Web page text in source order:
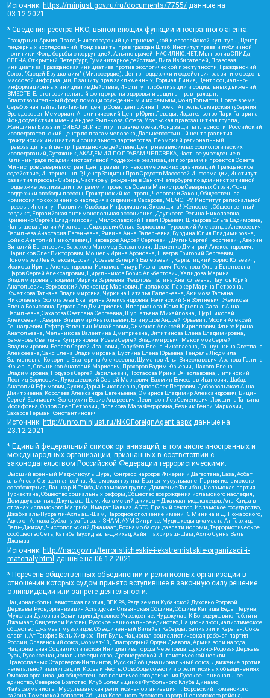
Источник: https://minjust.gov.ru/ru/documents/7755/ данные на
03.12.2021
* Сведения реестра НКО, выполняющих функции иностранного агента:
Гражданин.Армия.Право, Нижегородский центр немецкой и европейской культуры, Центр
гендерных исследований, Фонд защиты прав граждан Штаб, Институт права и публичной
политики, Фонд борьбы с коррупцией, Альянс врачей, НАСИЛИЮ.НЕТ, Мы против СПИДа,
СВЕЧА, Открытый Петербург, Гуманитарное действие, Лига Избирателей, Правовая
инициатива, Гражданская инициатива против экологической преступности, Гражданский
Союз, "Хасдей Ерушалаим" (Милосердие), Центр поддержки и содействия развитию средств
массовой информации, В защиту прав заключенных, Горячая Линия, Центр социально-
информационных инициатив Действие, Институт глобализации и социальных движений,
ВМЕСТЕ, Благотворительный фонд охраны здоровья и защиты прав граждан,
Благотворительный фонд помощи осужденным и их семьям, Фонд Тольятти, Новое время,
Серебряная тайга, Так-Так-Так, центр Сова, центр Анна, Проект Апрель, Самарская губерния,
Эра здоровья, Мемориал, Аналитический Центр Юрия Левады, Издательство Парк Гагарина,
Фонд содействия имени Андрея Рылькова, Сфера, Уральская правозащитная группа,
Женщины Евразии, СИБАЛЬТ, Институт прав человека, Фонд защиты гласности, Российский
исследовательский центр по правам человека, Дальневосточный центр развития
гражданских инициатив и социального партнерства, Пермский региональный
правозащитный центр, Гражданское действие, Центр независимых социологических
исследований, Сутяжник, АКАДЕМИЯ ПО ПРАВАМ ЧЕЛОВЕКА, Частное учреждение в
Калининграде по административной поддержке реализации программ и проектов Совета
Министров северных стран, Центр развития некоммерческих организаций, Гражданское
содействие, Интернешнл-Р, Центр Защиты Прав Средств Массовой Информации, Институт
развития прессы - Сибирь, Частное учреждение в Санкт-Петербурге по административной
поддержке реализации программ и проектов Совета Министров Северных Стран, Фонд
поддержки свободы прессы, Гражданский контроль, Человек и Закон, Общественная
комиссия по сохранению наследия академика Сахарова, МЕМО. РУ, Институт региональной
прессы, Институт Развития Свободы Информации, Экозащита!-Женсовет, Общественный
вердикт, Евразийская антимонопольная ассоциация, Дзугкоева Регина Николаевна,
Кривенко Сергей Владимирович, Милославский Павел Юрьевич, Шнырова Ольга Вадимовна,
Чанышева Лилия Айратовна, Сидорович Ольга Борисовна, Туровский Александр Алексеевич,
Васильева Анастасия Евгеньевна, Ривина Анна Валерьевна, Бурдина Юлия Владимировна,
Бойко Анатолий Николаевич, Пивоваров Андрей Сергеевич, Дугин Сергей Георгиевич, Аверин
Виталий Евгеньевич, Барахоев Магомед Бекханович, Шевченко Дмитрий Александрович,
Шарипков Олег Викторович, Мошель Ирина Ароновна, Шведов Григорий Сергеевич,
Пономарев Лев Александрович, Созаев Валерий Валерьевич, Каргалицкий Борис Юльевич,
Исакова Ирина Александровна, Исламов Тимур Рифгатович, Романова Ольга Евгеньевна,
Щаров Сергей Алексадрович, Цирульников Борис Альбертович, Халидова Марина
Владимировна, Людевиг Марина Зариевна, Федотова Галина Анатольевна, Паутов Юрий
Анатольевич, Верховский Александр Маркович, Пислакова-Паркер Марина Петровна,
Кочеткова Татьяна Владимировна, Чуркина Наталья Валерьевна, Акимова Татьяна
Николаевна, Золотарева Екатерина Александровна, Рачинский Ян Збигневич, Жемкова
Елена Борисовна, Гудков Лев Дмитриевич, Илларионова Юлия Юрьевна, Саранг Анна
Васильевна, Захарова Светлана Сергеевна, Щур Татьяна Михайловна, Щур Николай
Алексеевич, Аверин Владимир Анатольевич, Блинушов Андрей Юрьевич, Мосин Алексей
Геннадьевич, Гефтер Валентин Михайлович, Симонов Алексей Кириллович, Флиге Ирина
Анатольевна, Мельникова Валентина Дмитриевна, Вититинова Елена Владимировна,
Баженова Светлана Куприяновна, Исаев Сергей Владимирович, Максимов Сергей
Владимирович, Беляев Сергей Иванович, Голубева Елена Николаевна, Ганнушкина Светлана
Алексеевна, Закс Елена Владимировна, Буртина Елена Юрьевна, Гендель Людмила
Залмановна, Кокорина Екатерина Алексеевна, Шуманов Илья Вячеславович, Арапова Галина
Юрьевна, Свечников Анатолий Мариевич, Прохоров Вадим Юрьевич, Шахова Елена
Владимировна, Подузов Сергей Васильевич, Протасова Ирина Вячеславовна, Литинский
Леонид Борисович, Лукашевский Сергей Маркович, Бахмин Вячеслав Иванович, Шабад
Анатолий Ефимович, Сухих Дарья Николаевна, Орлов Олег Петрович, Добровольская Анна
Дмитриевна, Королева Александра Евгеньевна, Смирнов Владимир Александрович, Вицин
Сергей Ефимович, Золотухин Борис Андреевич, Левинсон Лев Семенович, Локшина Татьяна
Иосифовна, Орлов Олег Петрович, Полякова Мара Федоровна, Резник Генри Маркович,
Захаров Герман Константинович
Источник: http://unro.minjust.ru/NKOForeignAgent.aspx данные на
23.12.2021
* Единый федеральный список организаций, в том числе иностранных и
международных организаций, признанных в соответствии с
законодательством Российской Федерации террористическими:
Высший военный Маджлисуль Шура, Конгресс народов Ичкерии и Дагестана, База, Асбат
аль-Ансар, Священная война, Исламская группа, Братья-мусульмане, Партия исламского
освобождения, Лашкар-И-Тайба, Исламская группа, Движение Талибан, Исламская партия
Туркестана, Общество социальных реформ, Общество возрождения исламского наследия,
Дом двух святых, Джунд аш-Шам, Исламский джихад – Джамаат моджахедов, Аль-Каида в
странах исламского Магриба, Имарат Кавказ, АБТО, Правый сектор, Исламское государство,
Джабха аль-Нусра ли-Ахль аш-Шам, Народное ополчение имени К. Минина и Д. Пожарского,
Аджр от Аллаха Субхану уа Тагьаля SHAM, АУМ Синрике, Муджахеды джамаата Ат-Тавхида
Валь-Джихад, Чистопольский Джамаат, Рохнамо ба суи давлати исломи, Террористическое
сообщество Сеть, Катиба Таухид валь-Джихад, Хайят Тахрир аш-Шам, Ахлю Сунна Валь
Джамаа
Источник: http://nac.gov.ru/terroristicheskie-i-ekstremistskie-organizacii-i-
materialy.html данные на 06.12.2021
* Перечень общественных объединений и религиозных организаций в
отношении которых судом принято вступившее в законную силу решение
о ликвидации или запрете деятельности:
Национал-большевистская партия, ВЕК РА, Рада земли Кубанской Духовно Родовой
Державы Русь, организация Асгардская Славянская Община, Община Капища Веды Перуна,
Мужская Духовная Семинария Духовное Учреждение, Нурджулар, К Богодержавию, Таблиги
Джамаат, Свидетели Иеговы, Русское национальное единство, Национал-социалистическое
общество, Джамаат мувахидов, Объединенный Вилайат Кабарды, Балкарии и Карачая, Союз
славян, Ат-Такфир Валь-Хиджра, Пит Буль, Национал-социалистическая рабочая партия
России, Славянский союз, Формат-18, Благородный Орден Дьявола, Армия воли народа,
Национальная Социалистическая Инициатива города Череповца, Духовно-Родовая Держава
Русь, Русское национальное единство, Древнерусской Инглистической церкви
Православных Староверов-Инглингов, Русский общенациональный союз, Движение против
нелегальной иммиграции, Кровь и Честь, О свободе совести и о религиозных объединениях,
Омская организация общественного политического движения Русское национальное
единство, Северное Братство, Клуб Болельщиков Футбольного Клуба Динамо,
Файзрахманисты, Мусульманская религиозная организация п. Боровский Тюменского
района Тюменской области, Община Коренного Русского народа Щелковского района,